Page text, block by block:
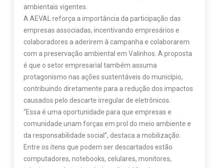
ambientais vigentes.
A AEVAL reforça a importância da participação das
empresas associadas, incentivando empresários e
colaboradores a aderirem à campanha e colaborarem
com a preservação ambiental em Valinhos. A proposta
é que o setor empresarial também assuma
protagonismo nas ações sustentáveis do município,
contribuindo diretamente para a redução dos impactos
causados pelo descarte irregular de eletrônicos.
“Essa é uma oportunidade para que empresas e
comunidade unam forças em prol do meio ambiente e
da responsabilidade social”, destaca a mobilização.
Entre os itens que podem ser descartados estão
computadores, notebooks, celulares, monitores,